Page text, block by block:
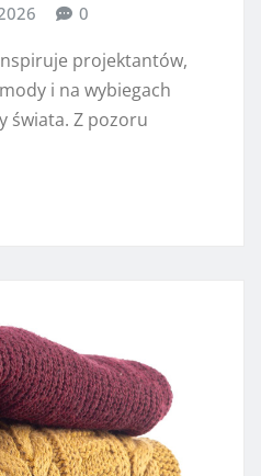
0
projektantów,
i na wybiegach
świata. Z pozoru